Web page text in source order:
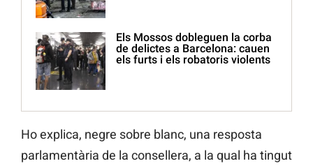
Els Mossos dobleguen la corba
de delictes a Barcelona: cauen
els furts i els robatoris violents
Ho explica, negre sobre blanc, una resposta
parlamentària de la consellera, a la qual ha tingut